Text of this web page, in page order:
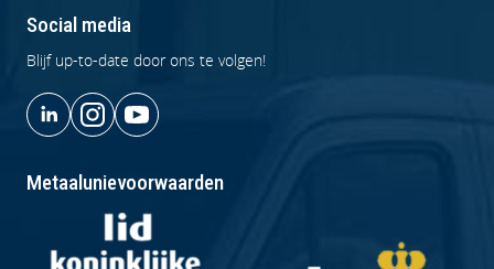
Social media
Blijf up-to-date door ons te volgen!
Metaalunievoorwaarden